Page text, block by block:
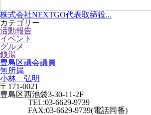
株式会社NEXTGO代表取締役...
カテゴリー
活動報告
イベント
グルメ
銭湯
豊島区議会議員
無所属
小林 弘明
〒171-0021
豊島区西池袋3-30-11-2F
TEL:03-6629-9739
FAX:03-6629-9739(電話同番)